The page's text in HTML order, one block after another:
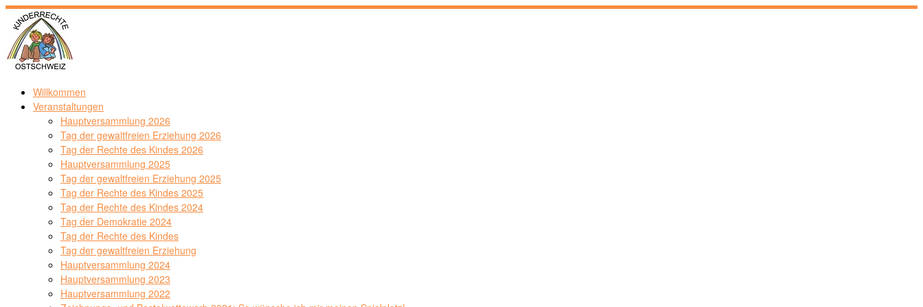
Zum
Inhalt
springen
Willkommen
Veranstaltungen
Hauptversammlung 2026
Tag der gewaltfreien Erziehung 2026
Tag der Rechte des Kindes 2026
Hauptversammlung 2025
Tag der gewaltfreien Erziehung 2025
Tag der Rechte des Kindes 2025
Tag der Rechte des Kindes 2024
Tag der Demokratie 2024
Tag der Rechte des Kindes
Tag der gewaltfreien Erziehung
Hauptversammlung 2024
Hauptversammlung 2023
Hauptversammlung 2022